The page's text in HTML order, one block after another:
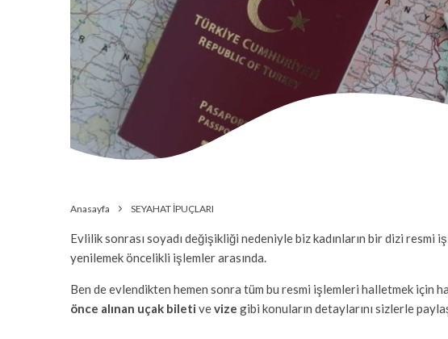
Anasayfa SEYAHAT İPUÇLARI
Evlilik sonrası soyadı değişikliği nedeniyle biz kadınların bir dizi
yenilemek öncelikli işlemler arasında.
Ben de evlendikten hemen sonra tüm bu resmi işlemleri halletmek için
önce alınan uçak bileti vevize gibi konuların detaylarını sizlerle